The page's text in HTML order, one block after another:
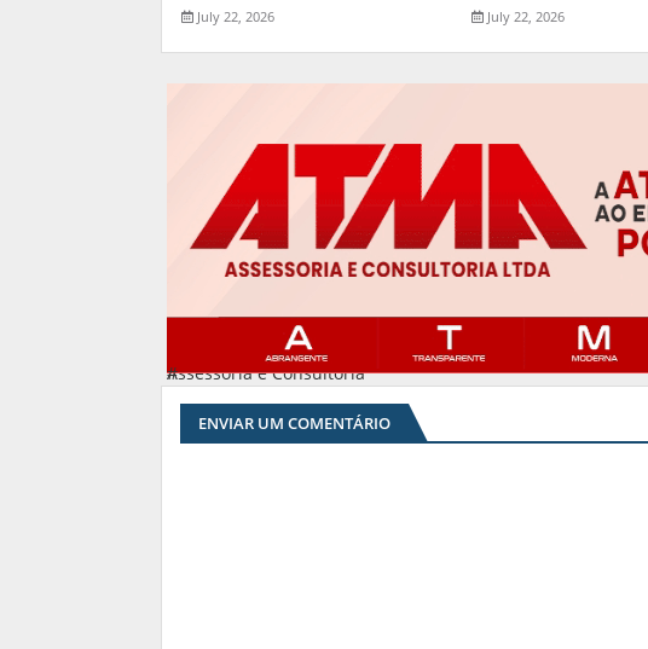
July 22, 2026 July 22, 2026
Assessoria e Consultoria
#
ENVIAR UM COMENTÁRIO